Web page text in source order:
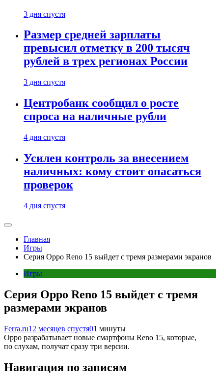
3 дня спустя
Размер средней зарплаты
превысил отметку в 200 тысяч
рублей в трех регионах России
3 дня спустя
Центробанк сообщил о росте
спроса на наличные рубли
4 дня спустя
Усилен контроль за внесением
наличных: кому стоит опасаться
проверок
4 дня спустя
Главная
Игры
Серия Oppo Reno 15 выйдет с тремя размерами экранов
Игры
Серия Oppo Reno 15 выйдет с тремя
размерами экранов
Ferra.ru12 месяцев спустя01 минуты
Oppo разрабатывает новые смартфоны Reno 15, которые,
по слухам, получат сразу три версии.
Навигация по записям